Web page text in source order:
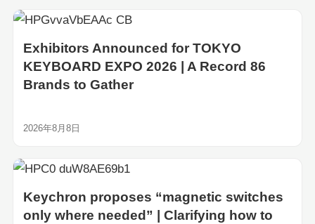
Exhibitors Announced for TOKYO
KEYBOARD EXPO 2026 | A Record 86
Brands to Gather
2026年8月8日
Keychron proposes “magnetic switches
only where needed” | Clarifying how to